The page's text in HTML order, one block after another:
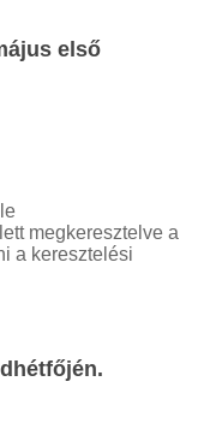
első
megkeresztelve a
a keresztelési